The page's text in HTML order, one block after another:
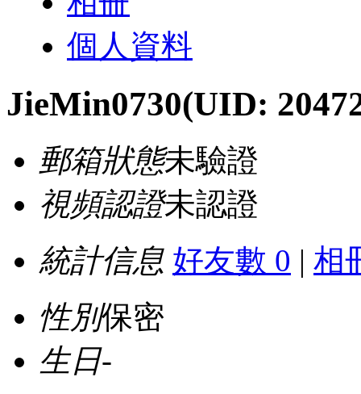
個人資料
JieMin0730(UID:
郵箱狀態未驗證
視頻認證未認證
統計信息 好友數 0 | 相
性別保密
生日-